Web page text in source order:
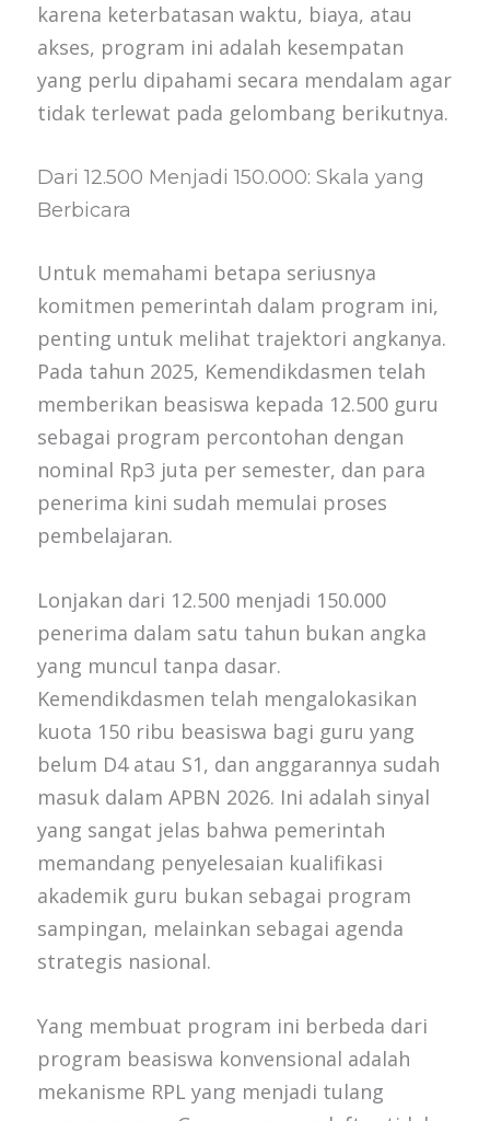
karena keterbatasan waktu, biaya, atau
akses, program ini adalah kesempatan
yang perlu dipahami secara mendalam agar
tidak terlewat pada gelombang berikutnya.
Dari 12.500 Menjadi 150.000: Skala yang
Berbicara
Untuk memahami betapa seriusnya
komitmen pemerintah dalam program ini,
penting untuk melihat trajektori angkanya.
Pada tahun 2025, Kemendikdasmen telah
memberikan beasiswa kepada 12.500 guru
sebagai program percontohan dengan
nominal Rp3 juta per semester, dan para
penerima kini sudah memulai proses
pembelajaran.
Lonjakan dari 12.500 menjadi 150.000
penerima dalam satu tahun bukan angka
yang muncul tanpa dasar.
Kemendikdasmen telah mengalokasikan
kuota 150 ribu beasiswa bagi guru yang
belum D4 atau S1, dan anggarannya sudah
masuk dalam APBN 2026. Ini adalah sinyal
yang sangat jelas bahwa pemerintah
memandang penyelesaian kualifikasi
akademik guru bukan sebagai program
sampingan, melainkan sebagai agenda
strategis nasional.
Yang membuat program ini berbeda dari
program beasiswa konvensional adalah
mekanisme RPL yang menjadi tulang